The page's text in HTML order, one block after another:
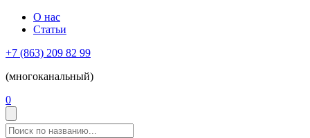
О нас
Статьи
+7 (863) 209 82 99
(многоканальный)
0